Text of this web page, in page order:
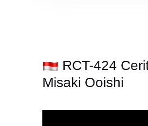
RCT-424
Misaki Ooishi